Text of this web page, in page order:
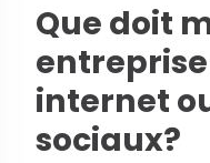
Que doit
internet
sociaux?